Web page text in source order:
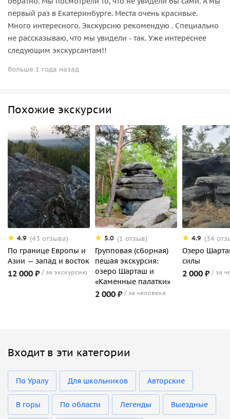
первый раз в Екатеринбурге. Места очень красивые.
Много интересного. Экскурсию рекомендую . Специально
не рассказываю, что мы увидели - так. Уже интереснее
следующим экскурсантам!!
больше 1 года назад
Похожие экскурсии
4.9 (43 отзыва)
По границе Европы и
Азии — запад и восток
12 000 ₽ за экскурсию
5.0 (1 отзыв)
Групповая (сборная)
пешая экскурсия:
озеро Шарташ и
«Каменные палатки»
2 000 ₽ за человека
4.9 (34
Озеро
силы
2 000 ₽ за
Входит в эти категории
По Уралу Для школьников Авторские
В горы По области Легенды Выездные